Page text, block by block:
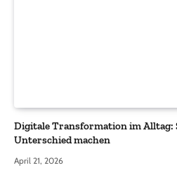
Digitale Transformation im Alltag:
Unterschied machen
April 21, 2026